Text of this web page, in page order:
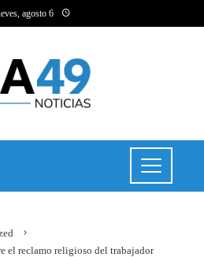
agosto 6
el reclamo religioso del trabajador